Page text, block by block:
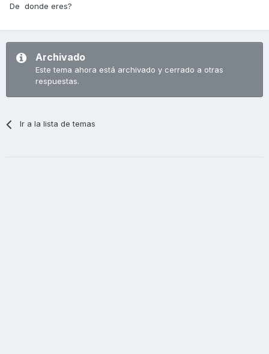
De donde eres?
Archivado
Este tema ahora está archivado y cerrado a otras
respuestas.
Ir a la lista de temas